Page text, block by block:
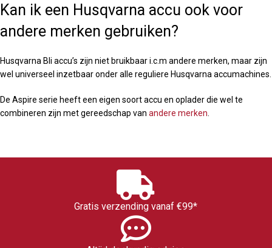
Kan ik een Husqvarna accu ook voor
andere merken gebruiken?
Husqvarna Bli accu’s zijn niet bruikbaar i.c.m andere merken, maar zijn
wel universeel inzetbaar onder alle reguliere Husqvarna accumachines.
De Aspire serie heeft een eigen soort accu en oplader die wel te
combineren zijn met gereedschap van andere merken
Gratis verzending vanaf €99*